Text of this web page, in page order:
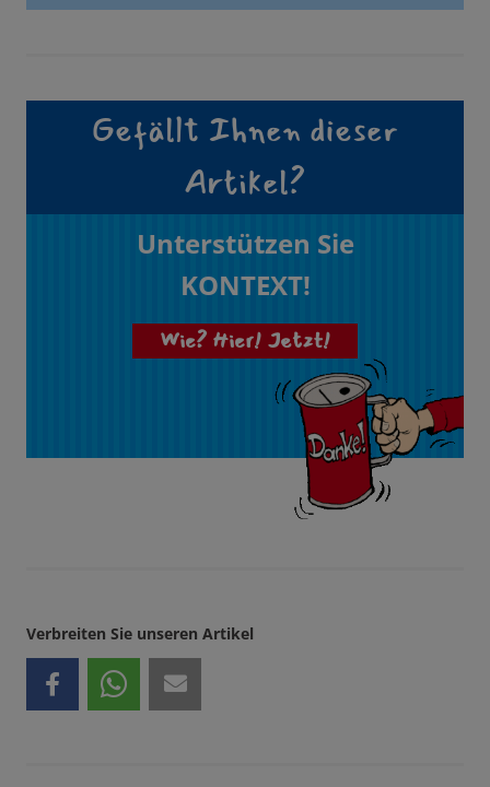
Gefällt Ihnen dieser
Artikel?
Unterstützen Sie
KONTEXT!
Wie? Hier! Jetzt!
Verbreiten Sie unseren Artikel